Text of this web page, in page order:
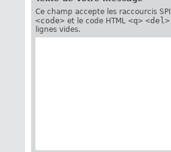
Ce champ accepte les raccourcis
<code> et le code HTML <q> <del>
lignes vides.